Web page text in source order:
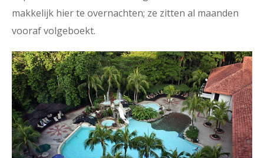
makkelijk hier te overnachten; ze zitten al maanden
vooraf volgeboekt.